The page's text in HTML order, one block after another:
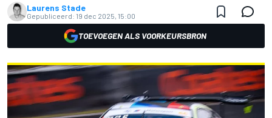
Laurens Stade
Gepubliceerd: 19 dec 2025, 15:00
TOEVOEGEN ALS VOORKEURSBRON